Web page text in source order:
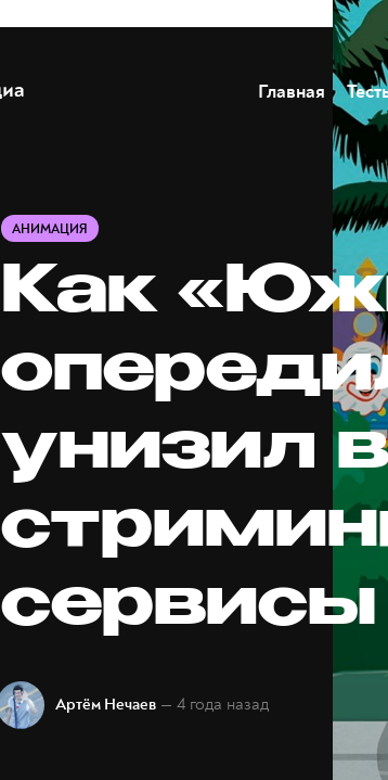
Главная
АНИМАЦИЯ
Как
унизил
Артём Нечаев — 4 года назад